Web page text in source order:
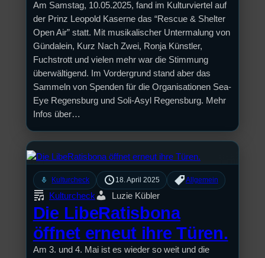
Am Samstag, 10.05.2025, fand im Kulturviertel auf
der Prinz Leopold Kaserne das “Rescue & Shelter
Open Air” statt. Mit musikalischer Untermalung von
Gündalein, Kurz Nach Zwei, Ronja Künstler,
Fuchstrott und vielen mehr war die Stimmung
überwältigend. Im Vordergrund stand aber das
Sammeln von Spenden für die Organisationen Sea-
Eye Regensburg und Soli-Asyl Regensburg. Mehr
Infos über…
mic Kulturcheck 18. April 2025 Allgemein
Kulturcheck Luzie Kübler
Die LibeRatisbona
öffnet erneut ihre Türen.
Am 3. und 4. Mai ist es wieder so weit und die